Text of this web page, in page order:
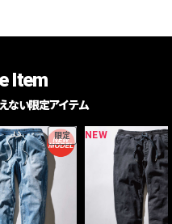
Item
ない限定アイテム
限定 NEW